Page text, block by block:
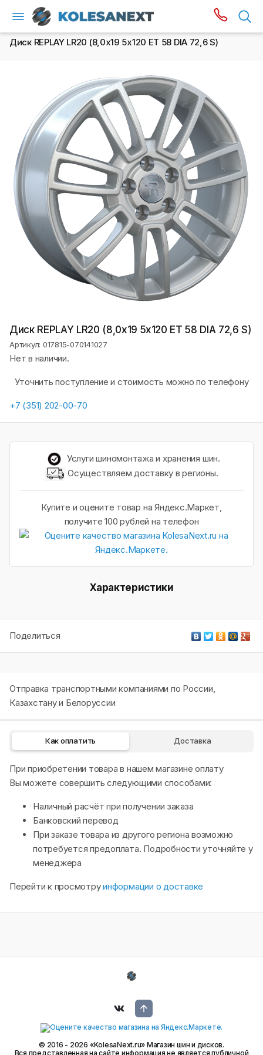
Диск REPLAY LR20 (8,0х19 5x120 ET 58 DIA 72,6 S)
Диск REPLAY LR20 (8,0х19 5x120 ET 58 DIA 72,6 S)
Артикул: 017815-070141027
Нет в наличии.
Уточнить поступление и стоимость можно по телефону
+7 (351) 202-00-70
Услуги шиномонтажа и хранения шин.
Осуществляем доставку в регионы.
Купите и оцените товар на Яндекс.Маркет,
получите 100 рублей на телефон
Характеристики
Поделиться
Отправка транспортными компаниями по России,
Казахстану и Белоруссии
Как оплатить Доставка
При приобретении товара в нашем магазине оплату
Вы можете совершить следующими способами:
Наличный расчёт при получении заказа
Банковский перевод
При заказе товара из другого региона возможно
потребуется предоплата. Подробности уточняйте у
менеджера
Перейти к просмотруинформации о доставке
© 2016 - 2026 «KolesaNext.ru» Магазин шин и дисков.
Вся представленная на сайте информация не является публичной